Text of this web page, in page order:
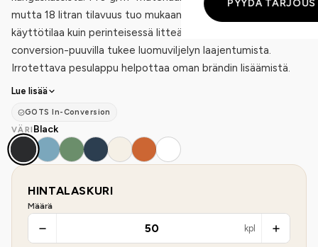
PYYDÄ TARJOUS
mutta 18 litran tilavuus tuo mukaan selkeästi enemmän
käyttötilaa kuin perinteisessä litteässä kangaskassissa. In-
conversion-puuvilla tukee luomuviljelyn laajentumista.
Irrotettava pesulappu helpottaa oman brändin lisäämistä.
Lue lisää
GOTS In-Conversion
VÄRI Black
HINTALASKURI
Määrä
kpl